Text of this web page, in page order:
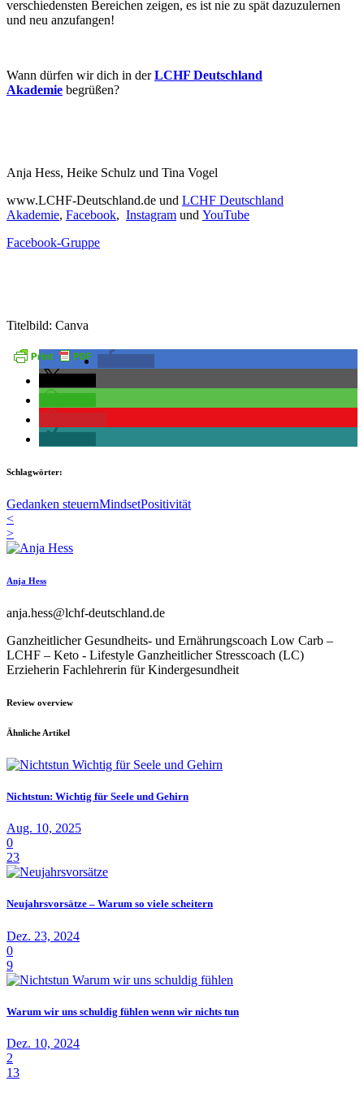
verschiedensten Bereichen zeigen, es ist nie zu spät dazuzulernen
und neu anzufangen!
Wann dürfen wir dich in derLCHF Deutschland
Akademie begrüßen?
Anja Hess, Heike Schulz und Tina Vogel
www.LCHF-Deutschland.de und LCHF Deutschland
Akademie, Facebook, Instagram und YouTube
Facebook-Gruppe
Titelbild: Canva
Schlagwörter:
Gedanken steuernMindsetPositivität
<
>
Anja Hess
anja.hess@lchf-deutschland.de
Ganzheitlicher Gesundheits- und Ernährungscoach Low Carb –
LCHF – Keto - Lifestyle Ganzheitlicher Stresscoach (LC)
Erzieherin Fachlehrerin für Kindergesundheit
Review overview
Ähnliche Artikel
Nichtstun: Wichtig für Seele und Gehirn
Aug. 10, 2025
0
23
Neujahrsvorsätze – Warum so viele scheitern
Dez. 23, 2024
0
9
Warum wir uns schuldig fühlen wenn wir nichts tun
Dez. 10, 2024
2
13